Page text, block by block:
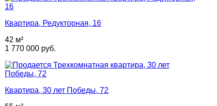
Квартира, Редукторная, 16
42 м²
1 770 000 руб.
Квартира, 30 лет Победы, 72